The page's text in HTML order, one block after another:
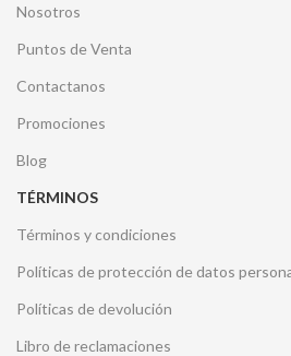
Nosotros
Puntos de Venta
Contactanos
Promociones
Blog
TÉRMINOS
Términos y condiciones
Políticas de protección de datos
Políticas de devolución
Libro de reclamaciones